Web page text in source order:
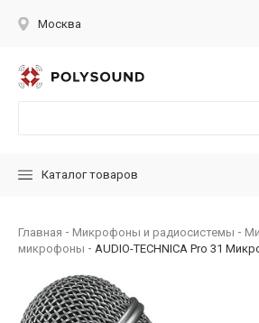
Москва
Каталог товаров
Главная Микрофоны и радиосистемы
микрофоны
AUDIO-TECHNICA Pro 31